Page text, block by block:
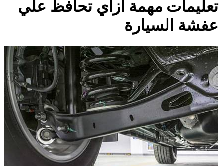
تعليمات مهمة ازاي تحافظ علي
عفشة السيارة